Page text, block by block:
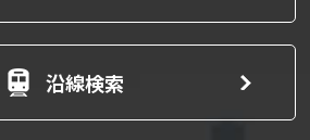
沿線検索